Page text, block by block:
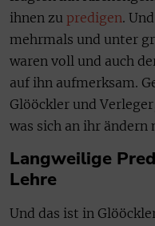
ihnen zu predigen.
mehrmals und unter
waren voll und auch
auf ihn aufmerksam.
Glööckler und
was sich an ihr ändern
Langweilige
Lehre
Und das ist in